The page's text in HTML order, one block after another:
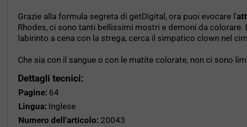
Grazie alla formula segreta di getDigital, ora puoi evocare l'
Rhodes, ci sono tanti bellissimi mostri e demoni da
labirinto a cena con la strega, cerca il simpatico clown nel
Che sia con il sangue o con le matite colorate, non ci sono
Dettagli tecnici:
Pagine: 64
Lingua: Inglese
Numero dell'articolo: 20043